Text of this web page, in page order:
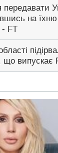
на їхню
- FT
що випускає